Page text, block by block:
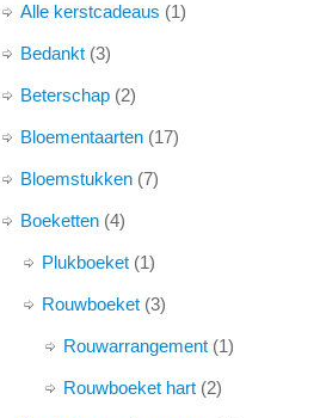
Alle kerstcadeaus 1
Bedankt 3
Beterschap 2
Bloementaarten 17
Bloemstukken 7
Boeketten 4
Plukboeket 1
Rouwboeket 3
Rouwarrangement 1
Rouwboeket hart 2